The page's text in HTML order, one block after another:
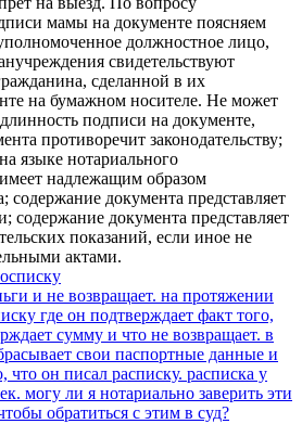
мамы на документе поясняем
должностное лицо,
свидетельствуют
сделанной в их
на бумажном носителе. Не может
подписи на документе,
противоречит законодательству;
языке нотариального
надлежащим образом
содержание документа представляет
содержание документа представляет
показаний, если иное не
актами.
и не возвращает. на протяжении
где он подтверждает факт того,
сумму и что не возвращает. в
свои паспортные данные и
что он писал расписку. расписка у
могу ли я нотариально заверить эти
обратиться с этим в суд?